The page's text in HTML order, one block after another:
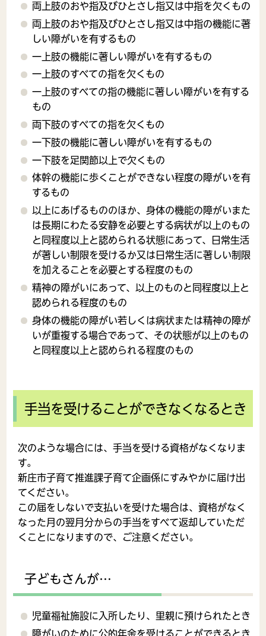
両上肢のおや指及びひとさし指又は中指を欠くもの
両上肢のおや指及びひとさし指又は中指の機能に著
しい障がいを有するもの
一上肢の機能に著しい障がいを有するもの
一上肢のすべての指を欠くもの
一上肢のすべての指の機能に著しい障がいを有する
もの
両下肢のすべての指を欠くもの
一下肢の機能に著しい障がいを有するもの
一下肢を足関節以上で欠くもの
体幹の機能に歩くことができない程度の障がいを有
するもの
以上にあげるもののほか、身体の機能の障がいまた
は長期にわたる安静を必要とする病状が以上のもの
と同程度以上と認められる状態にあって、日常生活
が著しい制限を受けるか又は日常生活に著しい制限
を加えることを必要とする程度のもの
精神の障がいにあって、以上のものと同程度以上と
認められる程度のもの
身体の機能の障がい若しくは病状または精神の障が
いが重複する場合であって、その状態が以上のもの
と同程度以上と認められる程度のもの
手当を受けることができなくなるとき
次のような場合には、手当を受ける資格がなくなりま
す。
新庄市子育て推進課子育て企画係にすみやかに届け出
てください。
この届をしないで支払いを受けた場合は、資格がなく
なった月の翌月分からの手当をすべて返却していただ
くことになりますので、ご注意ください。
子どもさんが…
児童福祉施設に入所したり、里親に預けられたとき
障がいのために公的年金を受けることができるとき